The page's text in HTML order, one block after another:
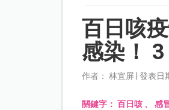
百日咳
感染！
作者： 林宜屏 | 發表日
關鍵字：百日咳 、感